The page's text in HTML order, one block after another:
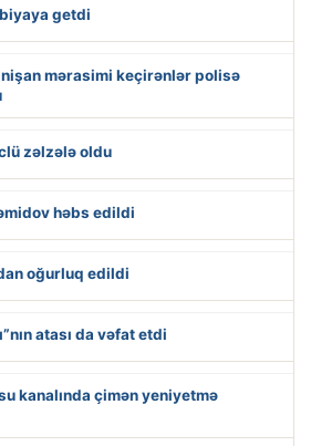
getdi
nişan mərasimi keçirənlər polisə
zəlzələ oldu
həbs edildi
oğurluq edildi
atası da vəfat etdi
kanalında çimən yeniyetmə